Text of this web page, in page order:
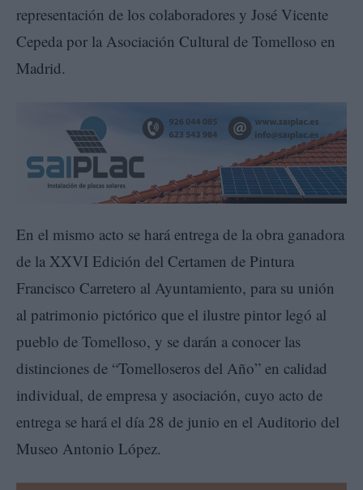
representación de los colaboradores y José Vicente
Cepeda por la Asociación Cultural de Tomelloso en
Madrid.
En el mismo acto se hará entrega de la obra ganadora
de la XXVI Edición del Certamen de Pintura
Francisco Carretero al Ayuntamiento, para su unión
al patrimonio pictórico que el ilustre pintor legó al
pueblo de Tomelloso, y se darán a conocer las
distinciones de “Tomelloseros del Año” en calidad
individual, de empresa y asociación, cuyo acto de
entrega se hará el día 28 de junio en el Auditorio del
Museo Antonio López.